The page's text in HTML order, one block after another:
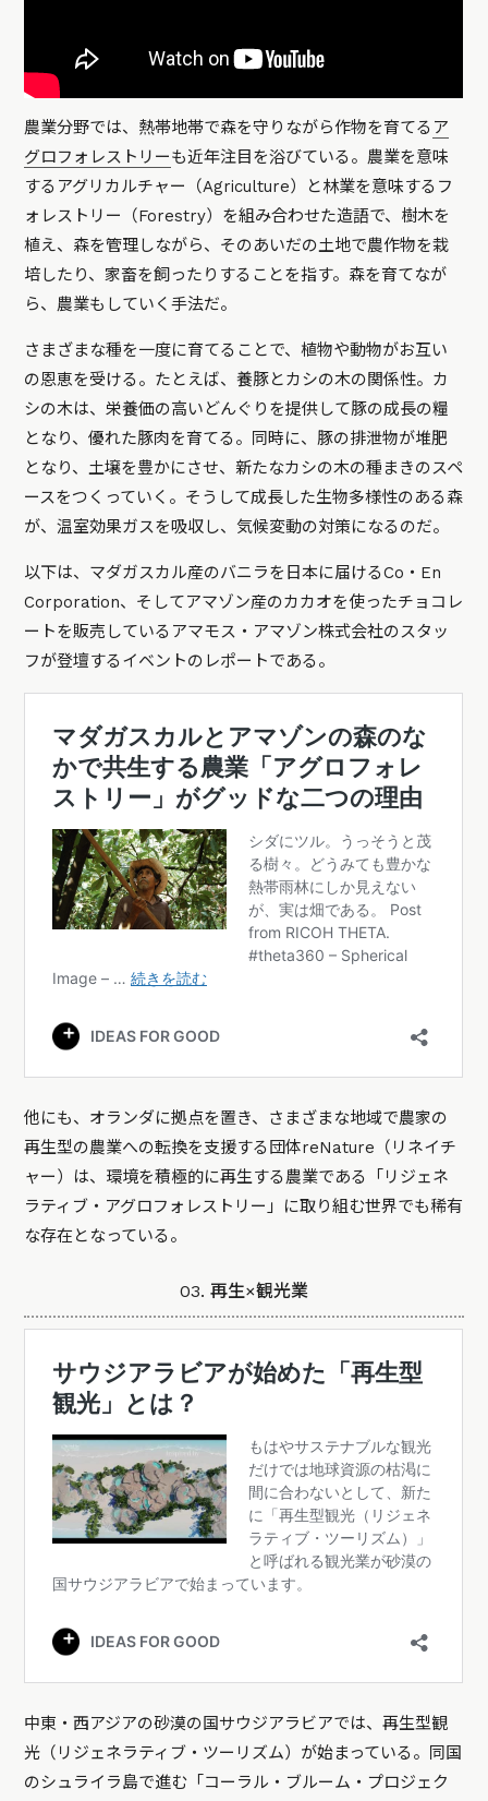
農業分野では、熱帯地帯で森を守りながら作物を育てる ア
グロフォレストリーも近年注目を浴びている。農業を意味
するアグリカルチャー（Agriculture）と林業を意味するフ
ォレストリー（Forestry）を組み合わせた造語で、樹木を
植え、森を管理しながら、そのあいだの土地で農作物を栽
培したり、家畜を飼ったりすることを指す。森を育てなが
ら、農業もしていく手法だ。
さまざまな種を一度に育てることで、植物や動物がお互い
の恩恵を受ける。たとえば、養豚とカシの木の関係性。カ
シの木は、栄養価の高いどんぐりを提供して豚の成長の糧
となり、優れた豚肉を育てる。同時に、豚の排泄物が堆肥
となり、土壌を豊かにさせ、新たなカシの木の種まきのスペ
ースをつくっていく。そうして成長した生物多様性のある森
が、温室効果ガスを吸収し、気候変動の対策になるのだ。
以下は、マダガスカル産のバニラを日本に届けるCo・En
Corporation、そしてアマゾン産のカカオを使ったチョコレ
ートを販売しているアマモス・アマゾン株式会社のスタッ
フが登壇するイベントのレポートである。
他にも、オランダに拠点を置き、さまざまな地域で農家の
再生型の農業への転換を支援する団体reNature（リネイチ
ャー）は、環境を積極的に再生する農業である「リジェネ
ラティブ・アグロフォレストリー」に取り組む世界でも稀有
な存在となっている。
03. 再生×観光業
中東・西アジアの砂漠の国サウジアラビアでは、再生型観
光（リジェネラティブ・ツーリズム）が始まっている。同国
のシュライラ島で進む「コーラル・ブルーム・プロジェク